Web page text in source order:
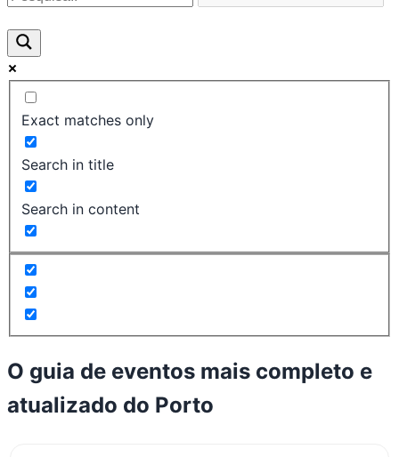
Exact matches only
Search in title
Search in content
O guia de eventos mais completo e
atualizado do Porto